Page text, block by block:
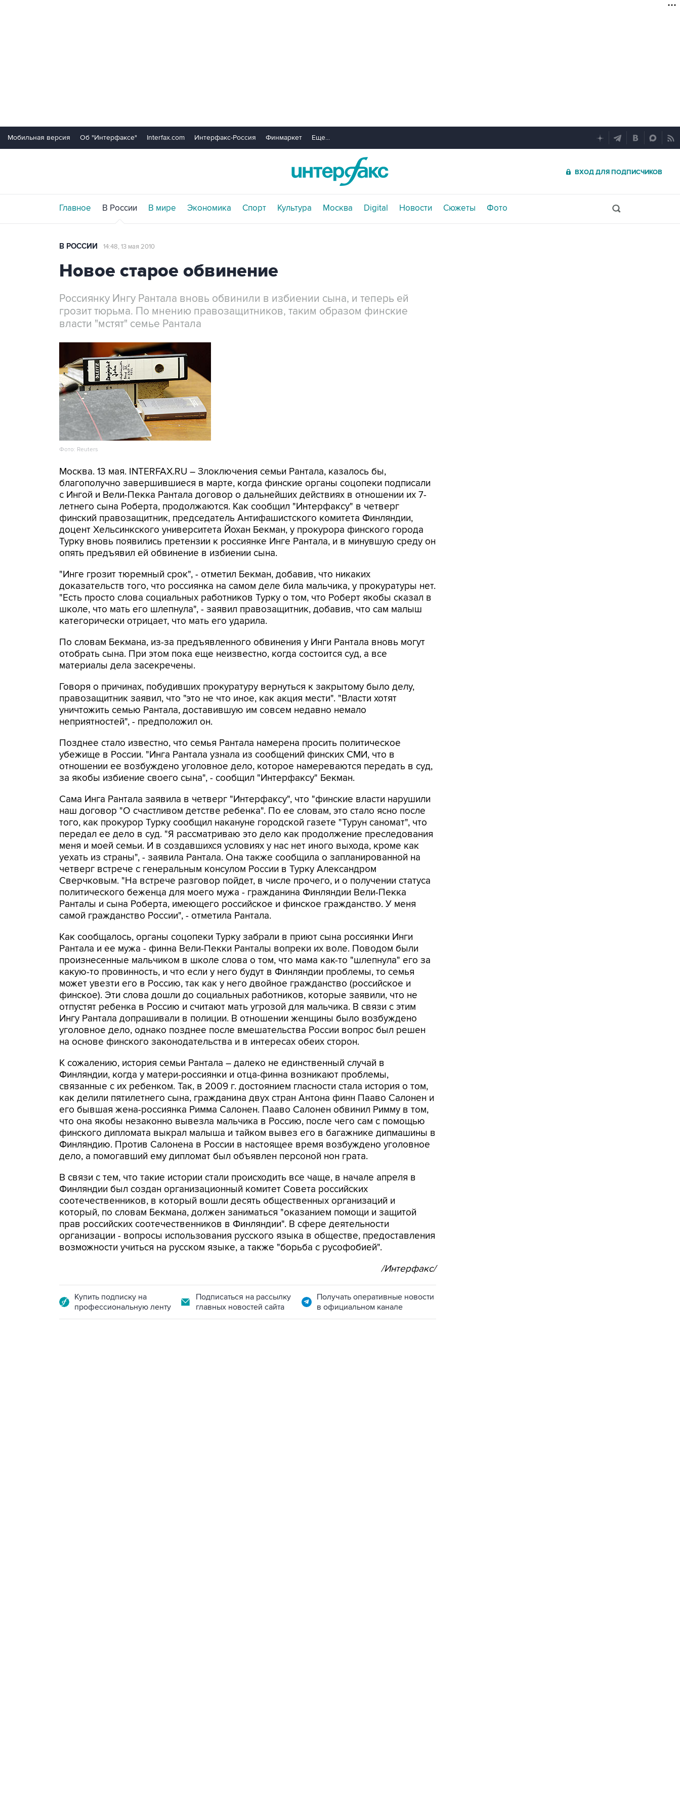
Мобильная версия Об "Интерфаксе" Interfax.com Интерфакс-Россия Финмаркет Еще...
ВХОД ДЛЯ ПОДПИСЧИКОВ
Главное В России В мире Экономика Спорт Культура Москва Digital Новости Сюжеты Фото
В РОССИИ 14:48, 13 мая 2010
Новое старое обвинение
Россиянку Ингу Рантала вновь обвинили в избиении сына, и теперь ей
грозит тюрьма. По мнению правозащитников, таким образом финские
власти "мстят" семье Рантала
Фото: Reuters
Москва. 13 мая. INTERFAX.RU – Злоключения семьи Рантала, казалось бы,
благополучно завершившиеся в марте, когда финские органы соцопеки подписали
с Ингой и Вели-Пекка Рантала договор о дальнейших действиях в отношении их 7-
летнего сына Роберта, продолжаются. Как сообщил "Интерфаксу" в четверг
финский правозащитник, председатель Антифашистского комитета Финляндии,
доцент Хельсинкского университета Йохан Бекман, у прокурора финского города
Турку вновь появились претензии к россиянке Инге Рантала, и в минувшую среду он
опять предъявил ей обвинение в избиении сына.
"Инге грозит тюремный срок", - отметил Бекман, добавив, что никаких
доказательств того, что россиянка на самом деле била мальчика, у прокуратуры нет.
"Есть просто слова социальных работников Турку о том, что Роберт якобы сказал в
школе, что мать его шлепнула", - заявил правозащитник, добавив, что сам малыш
категорически отрицает, что мать его ударила.
По словам Бекмана, из-за предъявленного обвинения у Инги Рантала вновь могут
отобрать сына. При этом пока еще неизвестно, когда состоится суд, а все
материалы дела засекречены.
Говоря о причинах, побудивших прокуратуру вернуться к закрытому было делу,
правозащитник заявил, что "это не что иное, как акция мести". "Власти хотят
уничтожить семью Рантала, доставившую им совсем недавно немало
неприятностей", - предположил он.
Позднее стало известно, что семья Рантала намерена просить политическое
убежище в России. "Инга Рантала узнала из сообщений финских СМИ, что в
отношении ее возбуждено уголовное дело, которое намереваются передать в суд,
за якобы избиение своего сына", - сообщил "Интерфаксу" Бекман.
Сама Инга Рантала заявила в четверг "Интерфаксу", что "финские власти нарушили
наш договор "О счастливом детстве ребенка". По ее словам, это стало ясно после
того, как прокурор Турку сообщил накануне городской газете "Турун саномат", что
передал ее дело в суд. "Я рассматриваю это дело как продолжение преследования
меня и моей семьи. И в создавшихся условиях у нас нет иного выхода, кроме как
уехать из страны", - заявила Рантала. Она также сообщила о запланированной на
четверг встрече с генеральным консулом России в Турку Александром
Сверчковым. "На встрече разговор пойдет, в числе прочего, и о получении статуса
политического беженца для моего мужа - гражданина Финляндии Вели-Пекка
Ранталы и сына Роберта, имеющего российское и финское гражданство. У меня
самой гражданство России", - отметила Рантала.
Как сообщалось, органы соцопеки Турку забрали в приют сына россиянки Инги
Рантала и ее мужа - финна Вели-Пекки Ранталы вопреки их воле. Поводом были
произнесенные мальчиком в школе слова о том, что мама как-то "шлепнула" его за
какую-то провинность, и что если у него будут в Финляндии проблемы, то семья
может увезти его в Россию, так как у него двойное гражданство (российское и
финское). Эти слова дошли до социальных работников, которые заявили, что не
отпустят ребенка в Россию и считают мать угрозой для мальчика. В связи с этим
Ингу Рантала допрашивали в полиции. В отношении женщины было возбуждено
уголовное дело, однако позднее после вмешательства России вопрос был решен
на основе финского законодательства и в интересах обеих сторон.
К сожалению, история семьи Рантала – далеко не единственный случай в
Финляндии, когда у матери-россиянки и отца-финна возникают проблемы,
связанные с их ребенком. Так, в 2009 г. достоянием гласности стала история о том,
как делили пятилетнего сына, гражданина двух стран Антона финн Пааво Салонен и
его бывшая жена-россиянка Римма Салонен. Пааво Салонен обвинил Римму в том,
что она якобы незаконно вывезла мальчика в Россию, после чего сам с помощью
финского дипломата выкрал малыша и тайком вывез его в багажнике дипмашины в
Финляндию. Против Салонена в России в настоящее время возбуждено уголовное
дело, а помогавший ему дипломат был объявлен персоной нон грата.
В связи с тем, что такие истории стали происходить все чаще, в начале апреля в
Финляндии был создан организационный комитет Совета российских
соотечественников, в который вошли десять общественных организаций и
который, по словам Бекмана, должен заниматься "оказанием помощи и защитой
прав российских соотечественников в Финляндии". В сфере деятельности
организации - вопросы использования русского языка в обществе, предоставления
возможности учиться на русском языке, а также "борьба с русофобией".
/Интерфакс/
Купить подписку на
профессиональную ленту
Подписаться на рассылку
главных новостей сайта
Получать оперативные новости
в официальном канале